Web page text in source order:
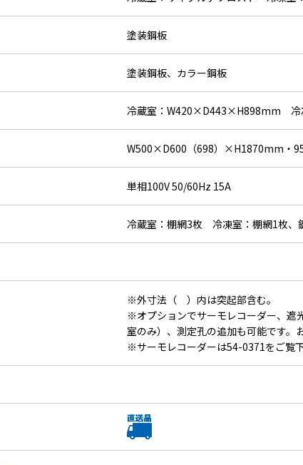
塗装鋼板
塗装鋼板、カラー鋼板
冷蔵室：W420×D443×H898mm
W500×D600（698）×H1870mm・
単相100V 50/60Hz 15A
冷蔵室：棚網3枚 冷凍室：棚網1枚、
※外寸法（ ）内は突起部含む。
※オプションでサーモレコーダー、遮
室のみ）、測定孔の追加も可能です。
※サーモレコーダーは54-0371をご覧